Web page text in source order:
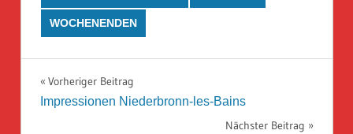
WOCHENENDEN
Beitragsnavigation
Vorheriger Beitrag
Impressionen Niederbronn-les-Bains
Nächster Beitrag